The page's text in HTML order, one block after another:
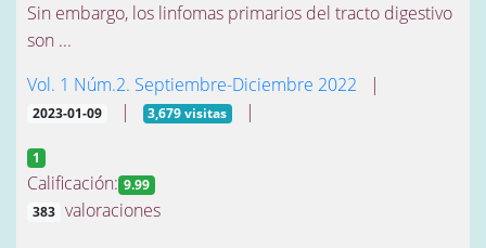
Sin embargo, los linfomas primarios del tracto digestivo
son ...
Vol. 1 Núm.2. Septiembre-Diciembre 2022 |
2023-01-09 | 3,679 visitas |
1
Calificación: 9.99
383 valoraciones